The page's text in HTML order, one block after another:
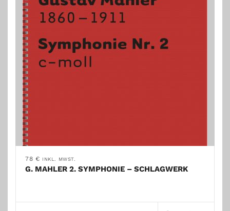
78 € INKL. MWST.
G. MAHLER 2. SYMPHONIE – SCHLAGWERK